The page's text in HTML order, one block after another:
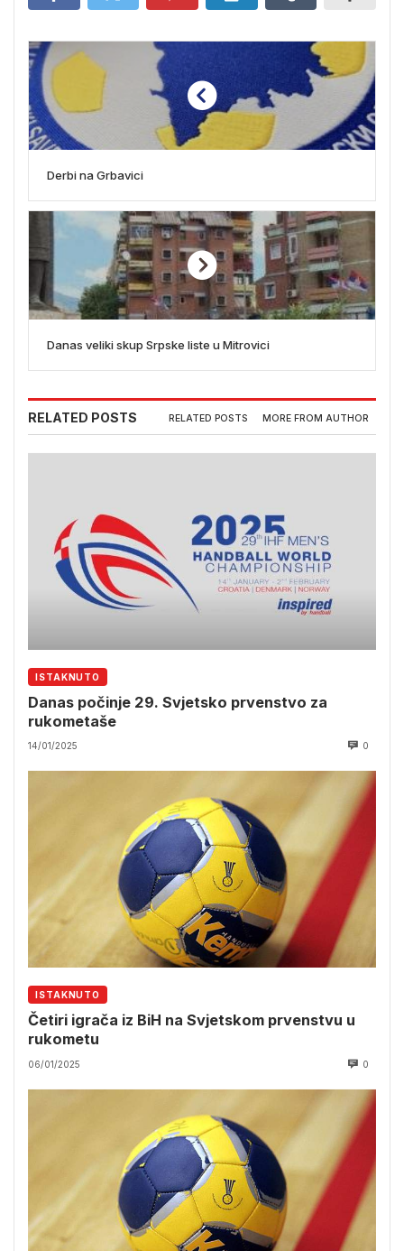
Derbi na Grbavici
Danas veliki skup Srpske liste u Mitrovici
RELATED POSTS RELATED POSTS MORE FROM AUTHOR
ISTAKNUTO
Danas počinje 29. Svjetsko prvenstvo za
rukometaše
14/01/2025 0
ISTAKNUTO
Četiri igrača iz BiH na Svjetskom prvenstvu u
rukometu
06/01/2025 0